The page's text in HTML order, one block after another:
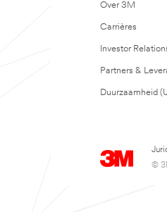
Over 3M
Carrières
Investor
Partners &
Duurzaamheid
©